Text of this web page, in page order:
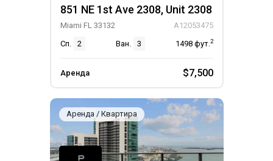
851 NE 1st Ave 2308, Unit 2308
Miami FL 33132
A12053475
Сп.
2 Ван. 3 1498 фут.2
Аренда $7,500
Аренда / Квартира